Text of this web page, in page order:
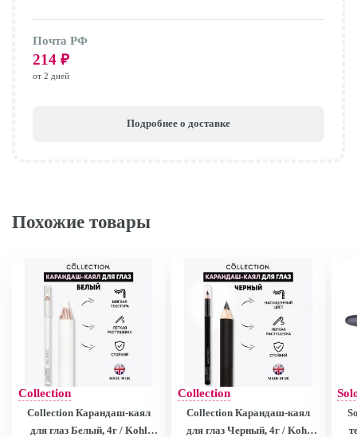
Почта РФ
214 ₽
от 2 дней
Подробнее о доставке
Похожие товары
Collection
Collection Карандаш-каял
для глаз Белый, 4г / Kohl
Collection
Collection Карандаш-каял
для глаз Черный, 4г / Kohl